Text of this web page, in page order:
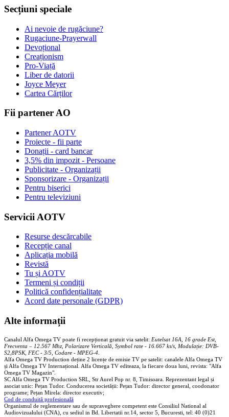
Secțiuni speciale
Ai nevoie de rugăciune?
Rugaciune-Prayerwall
Devoțional
Creaționism
Pro-Viață
Liber de datorii
Joyce Meyer
Cartea Cărților
Fii partener AO
Partener AOTV
Proiecte - fii parte
Donații - card bancar
3,5% din impozit - Persoane
Publicitate - Organizații
Sponsorizare - Organizații
Pentru biserici
Pentru televiziuni
Servicii AOTV
Resurse descărcabile
Recepție canal
Aplicația mobilă
Revistă
Tu și AOTV
Termeni și condiții
Politică confidențialitate
Acord date personale (GDPR)
Alte informații
Canalul Alfa Omega TV poate fi recepționat gratuit via satelit: Eutelsat 16A, 16 grade Est,
Frecventa – 12.567 Mhz, Polarizare Verticală, Symbol rate - 16.667 ks/s, Modulație: DVB-
S2,8PSK, FEC - 3/5, Codare - MPEG-4
Alfa Omega TV Production deține 2 licențe de emisie TV pe satelit: canalele Alfa Omega TV
și Alfa Omega TV Internațional. Alfa Omega TV editeaza, la fiecare doua luni, revista: "Alfa
Omega TV Magazin".
SC Alfa Omega TV Production SRL, Str Aurel Pop nr. 8, Timisoara. Reprezentant legal și
asociat unic: Pețan Tudor. Conducerea societății: Pețan Tudor: director general, coodonator
programe; Pețan Mirela: director executiv;
Cod de conduită profesională
Organismul de reglementare sau de supraveghere competent este Consiliul National al
Audiovizualului (CNA), cu sediul in Bd. Libertatii nr.14, sector 5, Bucuresti, tel: 40 (0)21